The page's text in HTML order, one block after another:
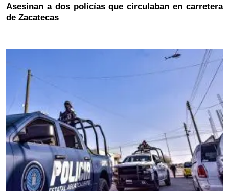
Asesinan a dos policías que circulaban en carretera
de Zacatecas